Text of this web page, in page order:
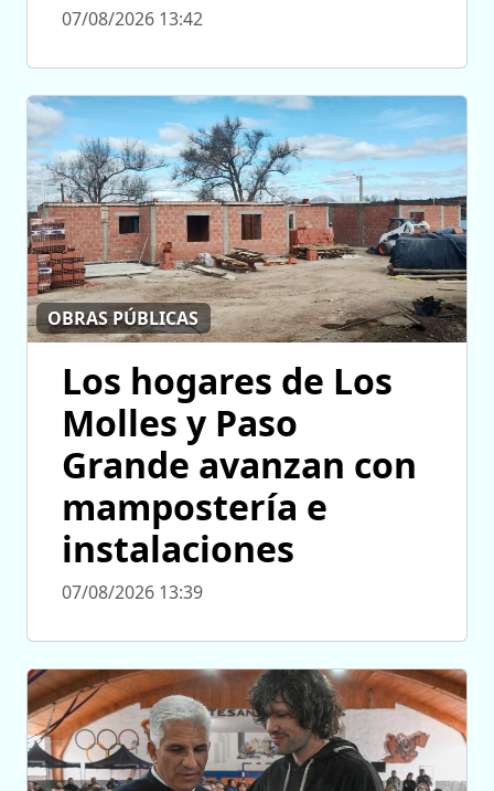
07/08/2026 13:42
OBRAS PÚBLICAS
Los hogares de Los
Molles y Paso
Grande avanzan con
mampostería e
instalaciones
07/08/2026 13:39